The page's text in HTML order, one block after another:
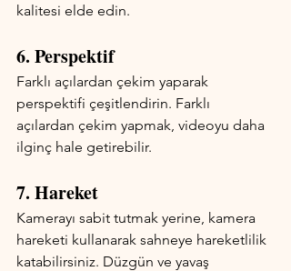
kalitesi elde edin.
6. Perspektif
Farklı açılardan çekim yaparak
perspektifi çeşitlendirin. Farklı
açılardan çekim yapmak, videoyu daha
ilginç hale getirebilir.
7. Hareket
Kamerayı sabit tutmak yerine, kamera
hareketi kullanarak sahneye hareketlilik
katabilirsiniz. Düzgün ve yavaş